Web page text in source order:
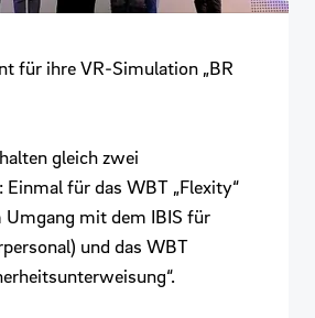
für ihre VR-Simulation „BR
gleich zwei
Einmal für das WBT „Flexity“
Umgang mit dem IBIS für
und das WBT